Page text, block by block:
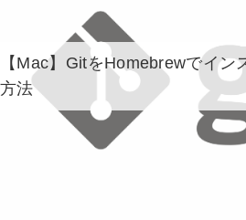
【Mac】GitをHomebrewでイン
方法